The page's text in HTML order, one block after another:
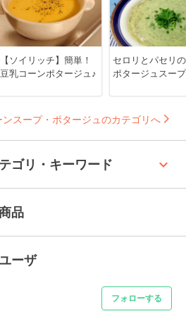
【ソイリッチ】簡単！
豆乳コーンポタージュ♪
セロリとパセリ
ポタージュスープ
ンスープ・ポタージュのカテゴリへ
ゴリ・キーワード keyboard_arrow_up
品
ーザ
フォローする